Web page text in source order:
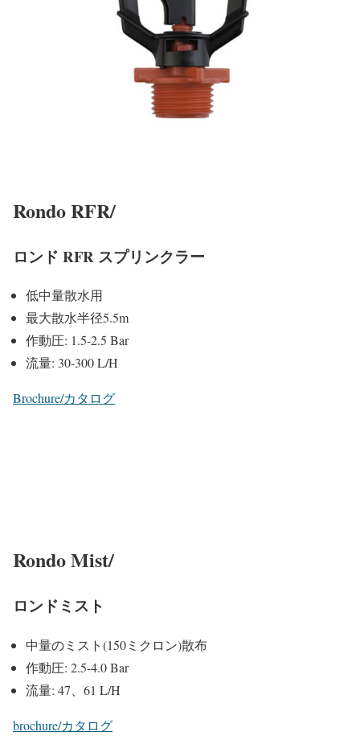
Rondo RFR/
ロンド RFR スプリンクラー
低中量散水用
最大散水半径5.5m
作動圧: 1.5-2.5 Bar
流量: 30-300 L/H
Brochure/カタログ
Rondo Mist/
ロンドミスト
中量のミスト(150ミクロン)散布
作動圧: 2.5-4.0 Bar
流量: 47、61 L/H
brochure/カタログ